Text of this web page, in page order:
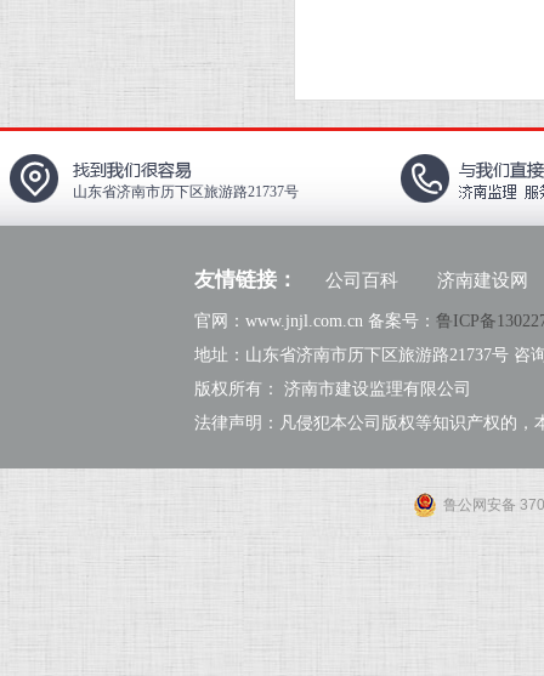
山东省济南市历下区旅游路21737号
友情链接： 公司百科 济南建设网
官网：www.jnjl.com.cn 备案号： 鲁ICP备
地址：山东省济南市历下区旅游路21737号 咨
版权所有： 济南市建设监理有限公司
法律声明：凡侵犯本公司版权等知识产权的，
鲁公网安备